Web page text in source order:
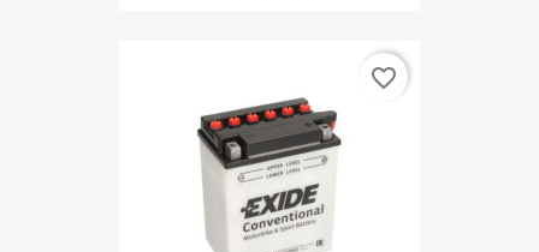
favorite_border